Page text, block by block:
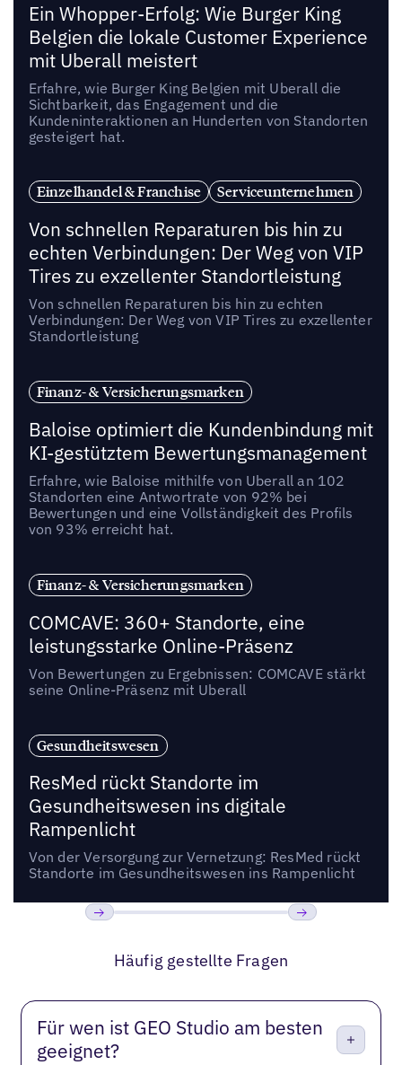
Ein Whopper-Erfolg: Wie Burger King
Belgien die lokale Customer Experience
mit Uberall meistert
Erfahre, wie Burger King Belgien mit Uberall die
Sichtbarkeit, das Engagement und die
Kundeninteraktionen an Hunderten von Standorten
gesteigert hat.
Einzelhandel & Franchise Serviceunternehmen
Von schnellen Reparaturen bis hin zu
echten Verbindungen: Der Weg von VIP
Tires zu exzellenter Standortleistung
Von schnellen Reparaturen bis hin zu echten
Verbindungen: Der Weg von VIP Tires zu exzellenter
Standortleistung
Finanz- & Versicherungsmarken
Baloise optimiert die Kundenbindung mit
KI-gestütztem Bewertungsmanagement
Erfahre, wie Baloise mithilfe von Uberall an 102
Standorten eine Antwortrate von 92% bei
Bewertungen und eine Vollständigkeit des Profils
von 93% erreicht hat.
Finanz- & Versicherungsmarken
COMCAVE: 360+ Standorte, eine
leistungsstarke Online-Präsenz
Von Bewertungen zu Ergebnissen: COMCAVE stärkt
seine Online-Präsenz mit Uberall
Gesundheitswesen
ResMed rückt Standorte im
Gesundheitswesen ins digitale
Rampenlicht
Von der Versorgung zur Vernetzung: ResMed rückt
Standorte im Gesundheitswesen ins Rampenlicht
Häufig gestellte Fragen
Für wen ist GEO Studio am besten
geeignet?